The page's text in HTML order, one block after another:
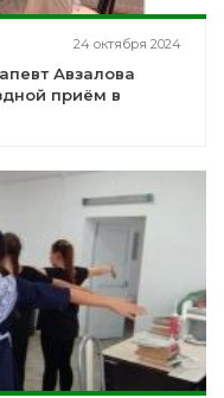
24 октября 2024
Авзалова
приём в